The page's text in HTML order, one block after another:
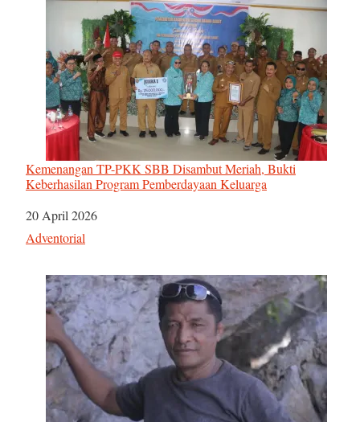
Kemenangan TP-PKK SBB Disambut Meriah, Bukti
Keberhasilan Program Pemberdayaan Keluarga
Tanggal
20 April 2026
Sehubungan dengan
Adventorial